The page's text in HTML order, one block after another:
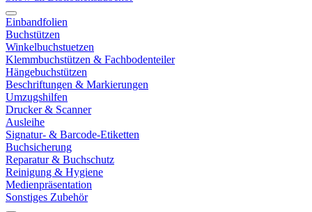
Einbandfolien
Buchstützen
Winkelbuchstuetzen
Klemmbuchstützen & Fachbodenteiler
Hängebuchstützen
Beschriftungen & Markierungen
Umzugshilfen
Drucker & Scanner
Ausleihe
Signatur- & Barcode-Etiketten
Buchsicherung
Reparatur & Buchschutz
Reinigung & Hygiene
Medienpräsentation
Sonstiges Zubehör